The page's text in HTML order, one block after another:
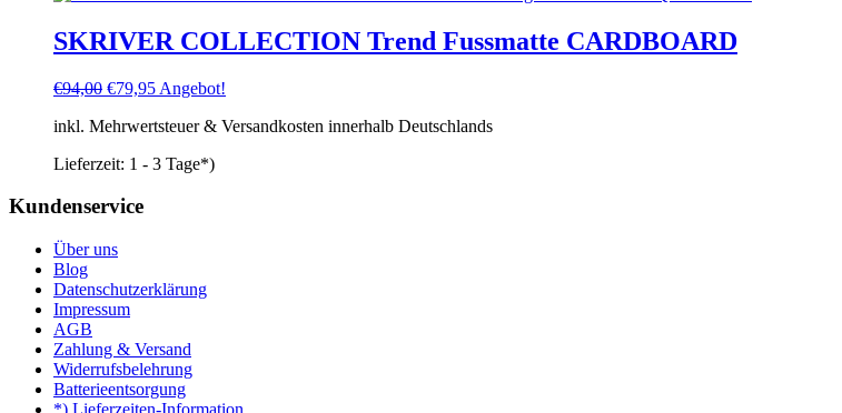
SKRIVER COLLECTION Trend Fussmatte CARDBOARD
€94,00 Ursprünglicher
war:
€79,95Aktueller
ist:
Angebot!
inkl. Mehrwertsteuer & Versandkosten innerhalb Deutschlands
Lieferzeit: 1 - 3 Tage*)
Kundenservice
Über uns
Blog
Datenschutzerklärung
Impressum
AGB
Zahlung & Versand
Widerrufsbelehrung
Batterieentsorgung